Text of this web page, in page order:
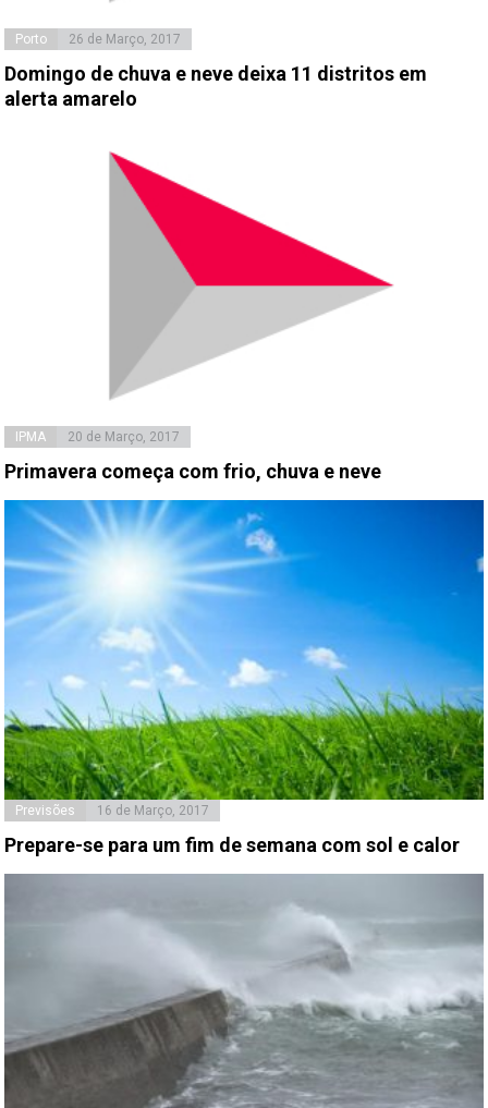
Porto 26 de Março, 2017
Domingo de chuva e neve deixa 11 distritos em
alerta amarelo
IPMA 20 de Março, 2017
Primavera começa com frio, chuva e neve
Previsões 16 de Março, 2017
Prepare-se para um fim de semana com sol e calor